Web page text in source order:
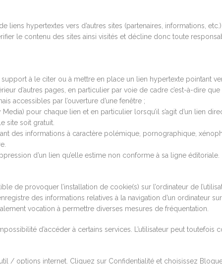
hypertextes vers d’autres sites (partenaires, informations,
le contenu des sites ainsi visités et décline donc toute
à le citer ou à mettre en place un lien hypertexte pointant
d’autres pages, en particulier par voie de cadre c’est-à-dire
accessibles par l’ouverture d’une fenêtre ;
pour chaque lien et en particulier lorsqu’il s’agit d’un lien
site soit gratuit.
des informations à caractère polémique, pornographique,
d’un lien qu’elle estime non conforme à sa ligne éditoriale.
de provoquer l’installation de cookie(s) sur l’ordinateur de
des informations relatives à la navigation d’un ordinateur
vocation à permettre diverses mesures de fréquentation.
d’accéder à certains services. L’utilisateur peut
/ options internet. Cliquez sur Confidentialité et choisissez